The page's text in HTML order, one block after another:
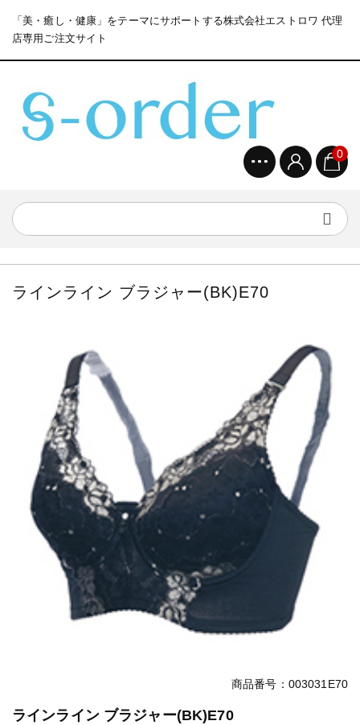
「美・癒し・健康」をテーマにサポートする株式会社エストロワ 代理
店専用ご注文サイト
0
ラインライン ブラジャー(BK)E70
商品番号：003031E70
ラインライン ブラジャー(BK)E70